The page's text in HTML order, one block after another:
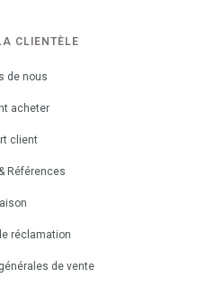
CLIENTÈLE
de nous
acheter
client
Références
réclamation
de vente